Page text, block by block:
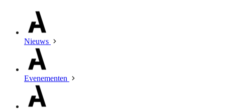
Nieuws
Evenementen